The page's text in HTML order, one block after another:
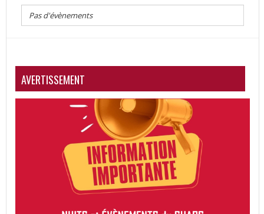
Pas d'évènements
AVERTISSEMENT